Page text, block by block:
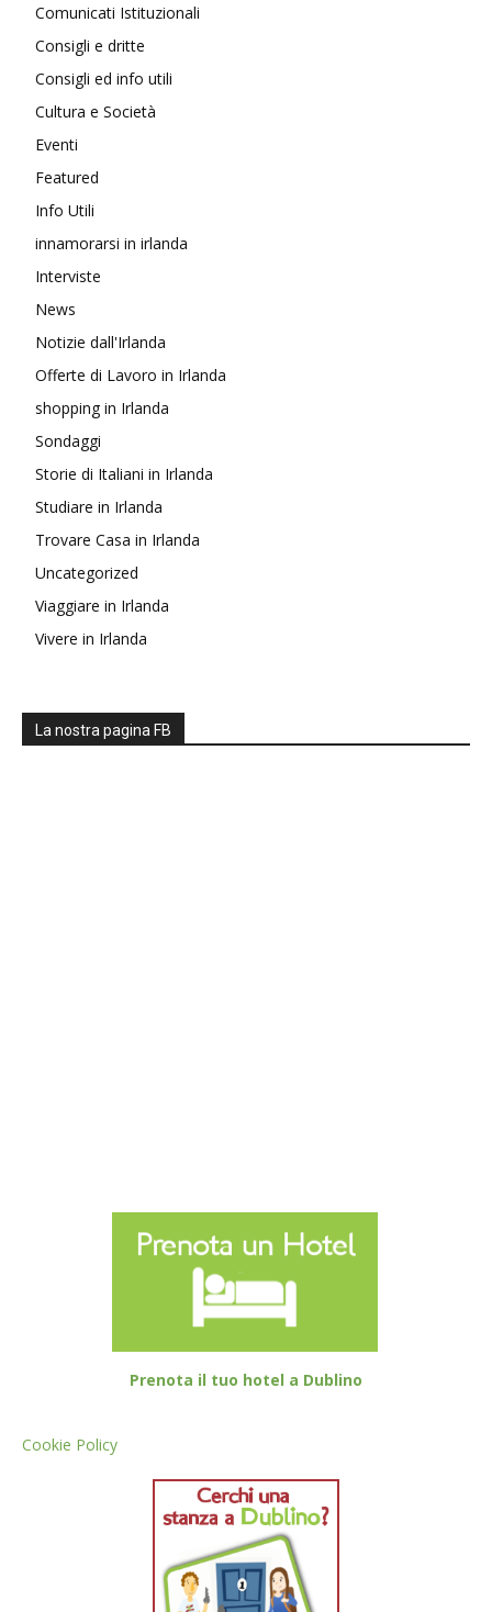
Comunicati Istituzionali
Consigli e dritte
Consigli ed info utili
Cultura e Società
Eventi
Featured
Info Utili
innamorarsi in irlanda
Interviste
News
Notizie dall'Irlanda
Offerte di Lavoro in Irlanda
shopping in Irlanda
Sondaggi
Storie di Italiani in Irlanda
Studiare in Irlanda
Trovare Casa in Irlanda
Uncategorized
Viaggiare in Irlanda
Vivere in Irlanda
La nostra pagina FB
Prenota il tuo hotel a Dublino
Cookie Policy